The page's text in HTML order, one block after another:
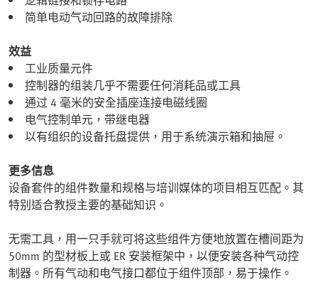
简单电动气动回路的故障排除
效益
工业质量元件
控制器的组装几乎不需要任何消耗品或工具
通过 4 毫米的安全插座连接电磁线圈
电气控制单元，带继电器
以有组织的设备托盘提供，用于系统演示箱和抽屉。
更多信息
设备套件的组件数量和规格与培训媒体的项目相互匹配。其
特别适合教授主要的基础知识。
无需工具，用一只手就可将这些组件方便地放置在槽间距为
50mm 的型材板上或 ER 安装框架中，以便安装各种气动控
制器。所有气动和电气接口都位于组件顶部，易于操作。